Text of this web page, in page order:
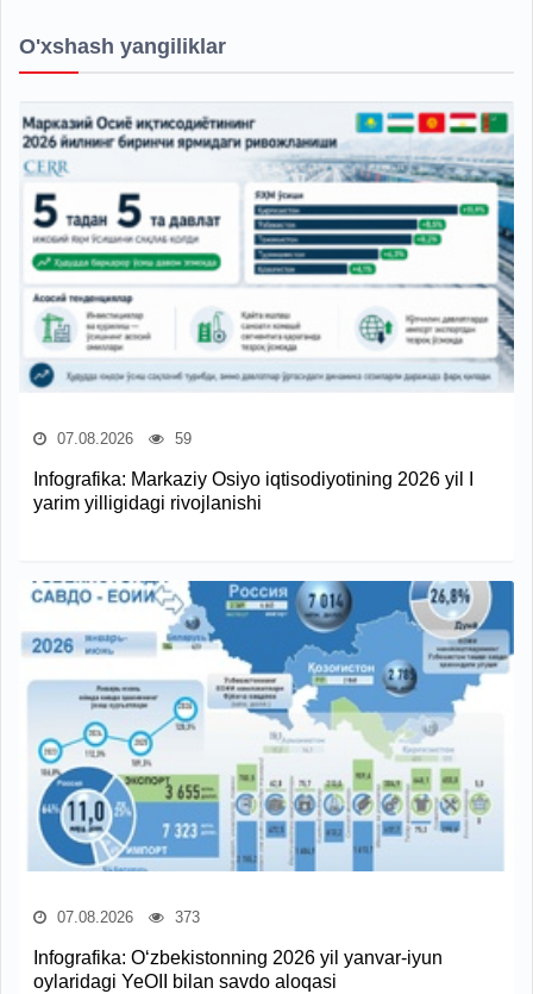
O'xshash yangiliklar
07.08.2026 59
Infografika: Markaziy Osiyo iqtisodiyotining 2026 yil I
yarim yilligidagi rivojlanishi
07.08.2026 373
Infografika: O‘zbekistonning 2026 yil yanvar-iyun
oylaridagi YeOII bilan savdo aloqasi